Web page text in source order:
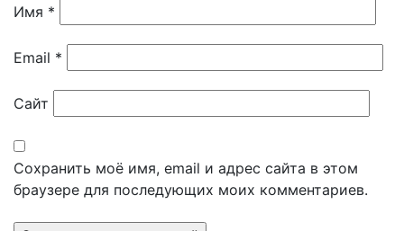
Имя *
Email *
Сайт
Сохранить моё имя, email и адрес сайта в этом
браузере для последующих моих комментариев.